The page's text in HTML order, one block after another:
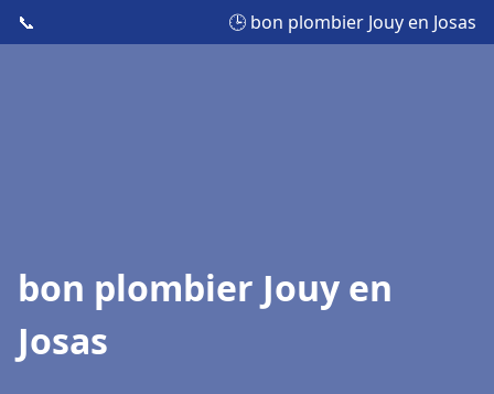
📞 🕒 bon plombier Jouy en Josas
bon plombier Jouy en
Josas